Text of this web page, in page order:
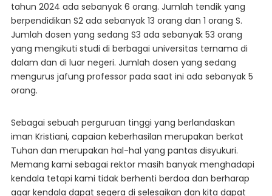
tahun 2024 ada sebanyak 6 orang. Jumlah tendik yang
berpendidikan S2 ada sebanyak 13 orang dan 1 orang S.
Jumlah dosen yang sedang S3 ada sebanyak 53 orang
yang mengikuti studi di berbagai universitas ternama di
dalam dan di luar negeri. Jumlah dosen yang sedang
mengurus jafung professor pada saat ini ada sebanyak 5
orang.
Sebagai sebuah perguruan tinggi yang berlandaskan
iman Kristiani, capaian keberhasilan merupakan berkat
Tuhan dan merupakan hal-hal yang pantas disyukuri.
Memang kami sebagai rektor masih banyak menghadapi
kendala tetapi kami tidak berhenti berdoa dan berharap
agar kendala dapat segera di selesaikan dan kita dapat